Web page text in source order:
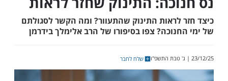
התינוק שחזר לראות
לראות התינוק שהתעוור? ומה הקשר לסגולתם
צפו בסיפורו של הרב אלימלך בידרמן